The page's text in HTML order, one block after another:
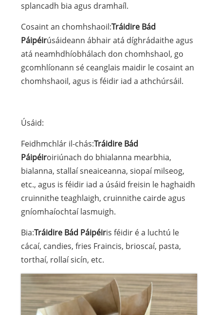
splancadh bia agus dramhaíl.
Cosaint an chomhshaoil:Tráidire Bád
Páipéirúsáideann ábhair atá díghrádaithe agus
atá neamhdhíobhálach don chomhshaol, go
gcomhlíonann sé ceanglais maidir le cosaint an
chomhshaoil, agus is féidir iad a athchúrsáil.
Úsáid:
Feidhmchlár il-chás:Tráidire Bád
Páipéiroiriúnach do bhialanna mearbhia,
bialanna, stallaí sneaiceanna, siopaí milseog,
etc., agus is féidir iad a úsáid freisin le haghaidh
cruinnithe teaghlaigh, cruinnithe cairde agus
gníomhaíochtaí lasmuigh.
Bia:Tráidire Bád Páipéiris féidir é a luchtú le
cácaí, candies, fries Fraincis, brioscaí, pasta,
torthaí, rollaí sicín, etc.